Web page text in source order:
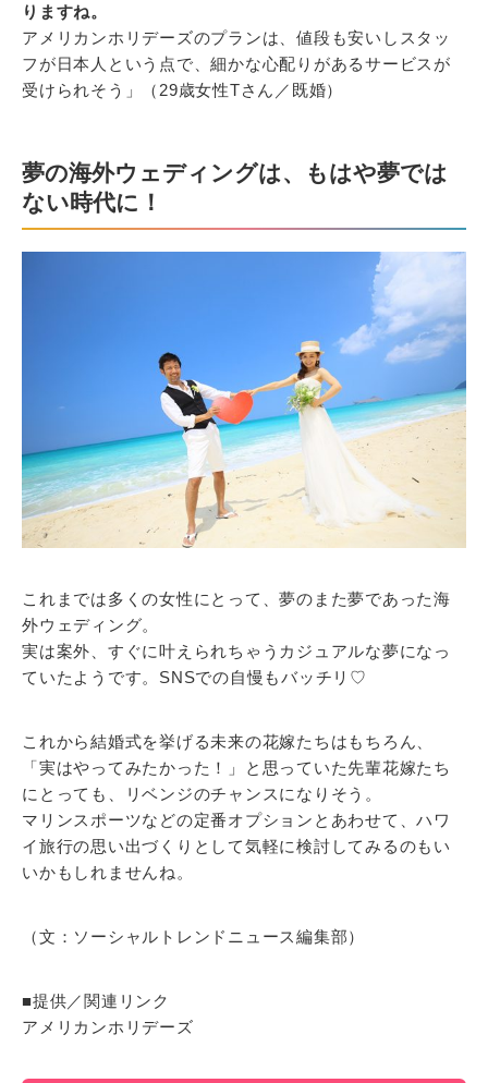
りますね。
アメリカンホリデーズのプランは、値段も安いしスタッ
フが日本人という点で、細かな心配りがあるサービスが
受けられそう」（29歳女性Tさん／既婚）
夢の海外ウェディングは、もはや夢では
ない時代に！
これまでは多くの女性にとって、夢のまた夢であった海
外ウェディング。
実は案外、すぐに叶えられちゃうカジュアルな夢になっ
ていたようです。SNSでの自慢もバッチリ♡
これから結婚式を挙げる未来の花嫁たちはもちろん、
「実はやってみたかった！」と思っていた先輩花嫁たち
にとっても、リベンジのチャンスになりそう。
マリンスポーツなどの定番オプションとあわせて、ハワ
イ旅行の思い出づくりとして気軽に検討してみるのもい
いかもしれませんね。
（文：ソーシャルトレンドニュース編集部）
■提供／関連リンク
アメリカンホリデーズ